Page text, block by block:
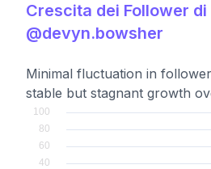
Crescita dei Follower di
@devyn.bowsher
Minimal fluctuation in
stable but stagnant growth